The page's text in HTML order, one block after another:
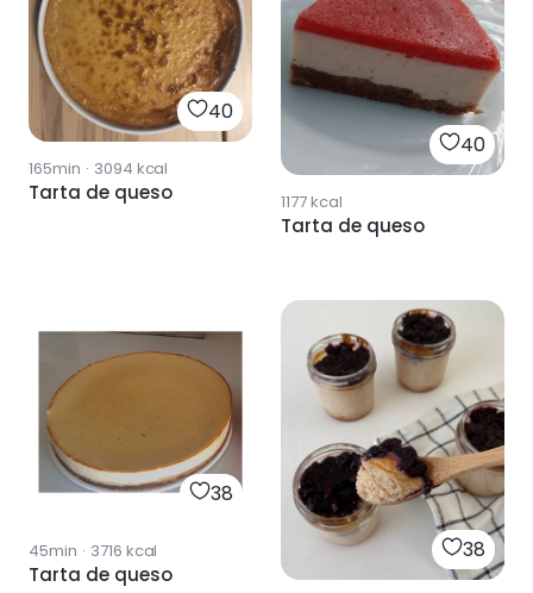
40
165min · 3094 kcal
Tarta de queso
40
1177kcal
Tarta de queso
38
45min · 3716 kcal
Tarta de queso
38